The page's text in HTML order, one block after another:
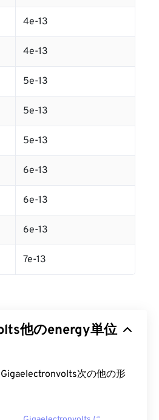
4e-13
4e-13
5e-13
5e-13
5e-13
6e-13
6e-13
6e-13
7e-13
他のenergy単位
次の他の形